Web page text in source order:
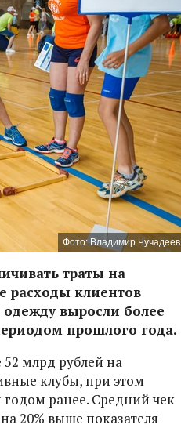
Фото: Владимир Чучадеев
траты на
расходы клиентов
выросли более
прошлого года.
млрд рублей на
клубы, при этом
годом ранее. Средний чек
20% выше показателя